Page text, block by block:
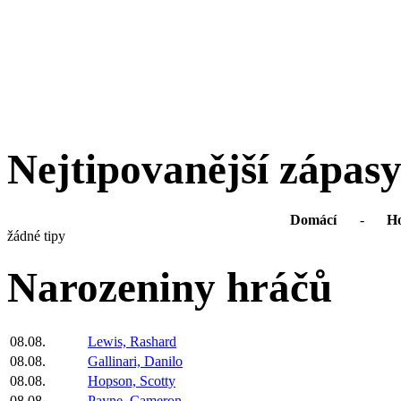
Nejtipovanější zápasy
Domácí -
žádné tipy
Narozeniny hráčů
08.08.
Lewis, Rashard
08.08.
Gallinari, Danilo
08.08.
Hopson, Scotty